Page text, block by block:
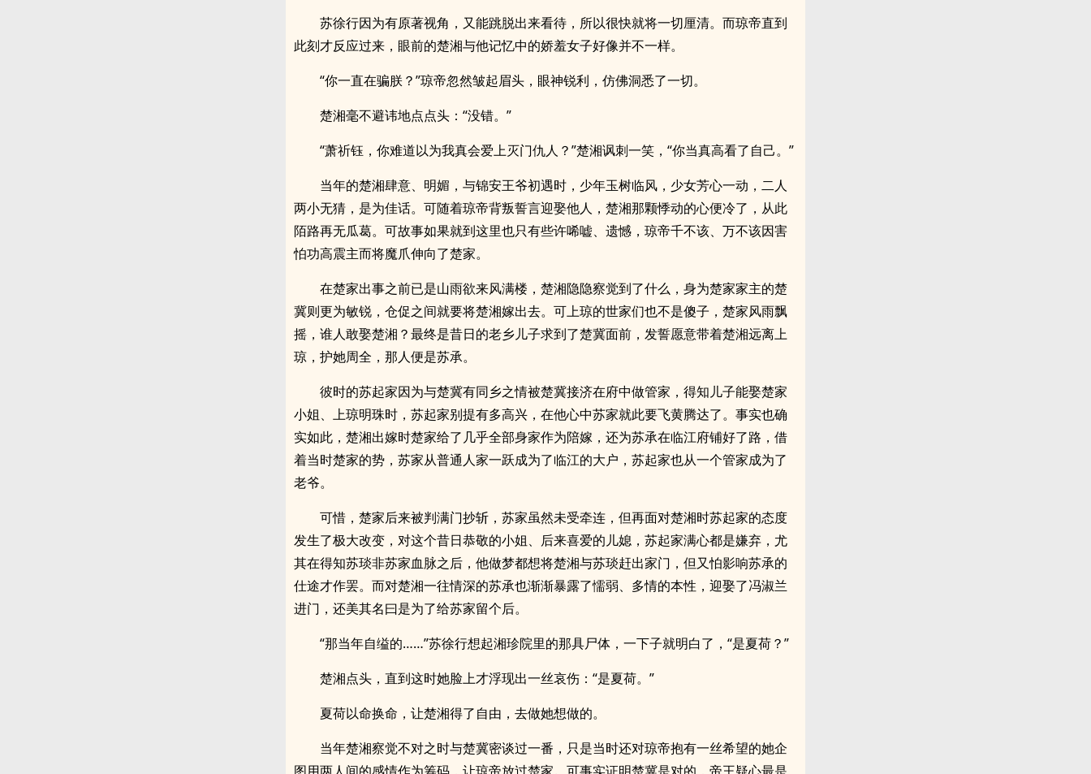
苏徐行因为有原著视角，又能跳脱出来看待，所以很快就将一切厘清。而琼帝直到
此刻才反应过来，眼前的楚湘与他记忆中的娇羞女子好像并不一样。
“你一直在骗朕？”琼帝忽然皱起眉头，眼神锐利，仿佛洞悉了一切。
楚湘毫不避讳地点点头：“没错。”
“萧祈钰，你难道以为我真会爱上灭门仇人？”楚湘讽刺一笑，“你当真高看了自己。”
当年的楚湘肆意、明媚，与锦安王爷初遇时，少年玉树临风，少女芳心一动，二人
两小无猜，是为佳话。可随着琼帝背叛誓言迎娶他人，楚湘那颗悸动的心便冷了，从此
陌路再无瓜葛。可故事如果就到这里也只有些许唏嘘、遗憾，琼帝千不该、万不该因害
怕功高震主而将魔爪伸向了楚家。
在楚家出事之前已是山雨欲来风满楼，楚湘隐隐察觉到了什么，身为楚家家主的楚
冀则更为敏锐，仓促之间就要将楚湘嫁出去。可上琼的世家们也不是傻子，楚家风雨飘
摇，谁人敢娶楚湘？最终是昔日的老乡儿子求到了楚冀面前，发誓愿意带着楚湘远离上
琼，护她周全，那人便是苏承。
彼时的苏起家因为与楚冀有同乡之情被楚冀接济在府中做管家，得知儿子能娶楚家
小姐、上琼明珠时，苏起家别提有多高兴，在他心中苏家就此要飞黄腾达了。事实也确
实如此，楚湘出嫁时楚家给了几乎全部身家作为陪嫁，还为苏承在临江府铺好了路，借
着当时楚家的势，苏家从普通人家一跃成为了临江的大户，苏起家也从一个管家成为了
老爷。
可惜，楚家后来被判满门抄斩，苏家虽然未受牵连，但再面对楚湘时苏起家的态度
发生了极大改变，对这个昔日恭敬的小姐、后来喜爱的儿媳，苏起家满心都是嫌弃，尤
其在得知苏琰非苏家血脉之后，他做梦都想将楚湘与苏琰赶出家门，但又怕影响苏承的
仕途才作罢。而对楚湘一往情深的苏承也渐渐暴露了懦弱、多情的本性，迎娶了冯淑兰
进门，还美其名曰是为了给苏家留个后。
“那当年自缢的……”苏徐行想起湘珍院里的那具尸体，一下子就明白了，“是夏荷？”
楚湘点头，直到这时她脸上才浮现出一丝哀伤：“是夏荷。”
夏荷以命换命，让楚湘得了自由，去做她想做的。
当年楚湘察觉不对之时与楚冀密谈过一番，只是当时还对琼帝抱有一丝希望的她企